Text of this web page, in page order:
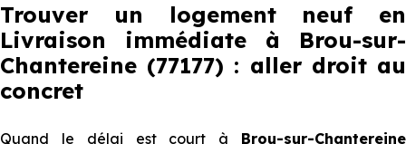
Trouver un logement neuf en
Livraison immédiate à Brou-sur-
Chantereine (77177) : aller droit au
concret
Quand le délai est court à Brou-sur-Chantereine